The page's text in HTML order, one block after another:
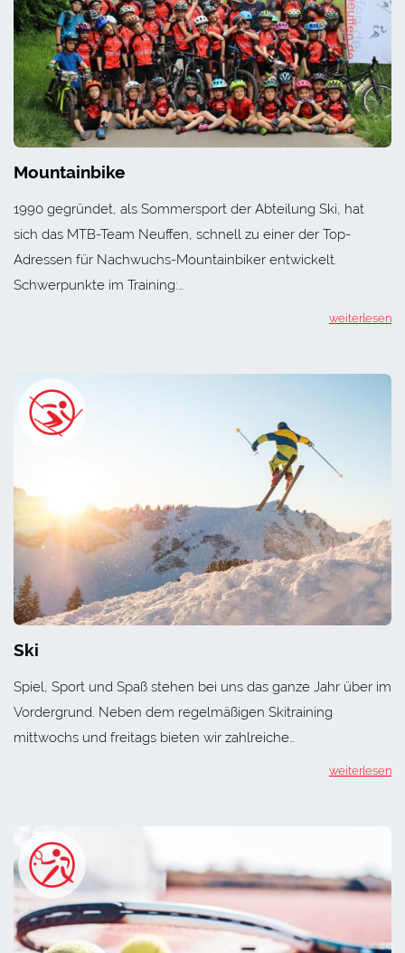
Mountainbike
1990 gegründet, als Sommersport der Abteilung Ski, hat
sich das MTB-Team Neuffen, schnell zu einer der Top-
Adressen für Nachwuchs-Mountainbiker entwickelt.
Schwerpunkte im Training:…
weiterlesen
Ski
Spiel, Sport und Spaß stehen bei uns das ganze Jahr über im
Vordergrund. Neben dem regelmäßigen Skitraining
mittwochs und freitags bieten wir zahlreiche…
weiterlesen